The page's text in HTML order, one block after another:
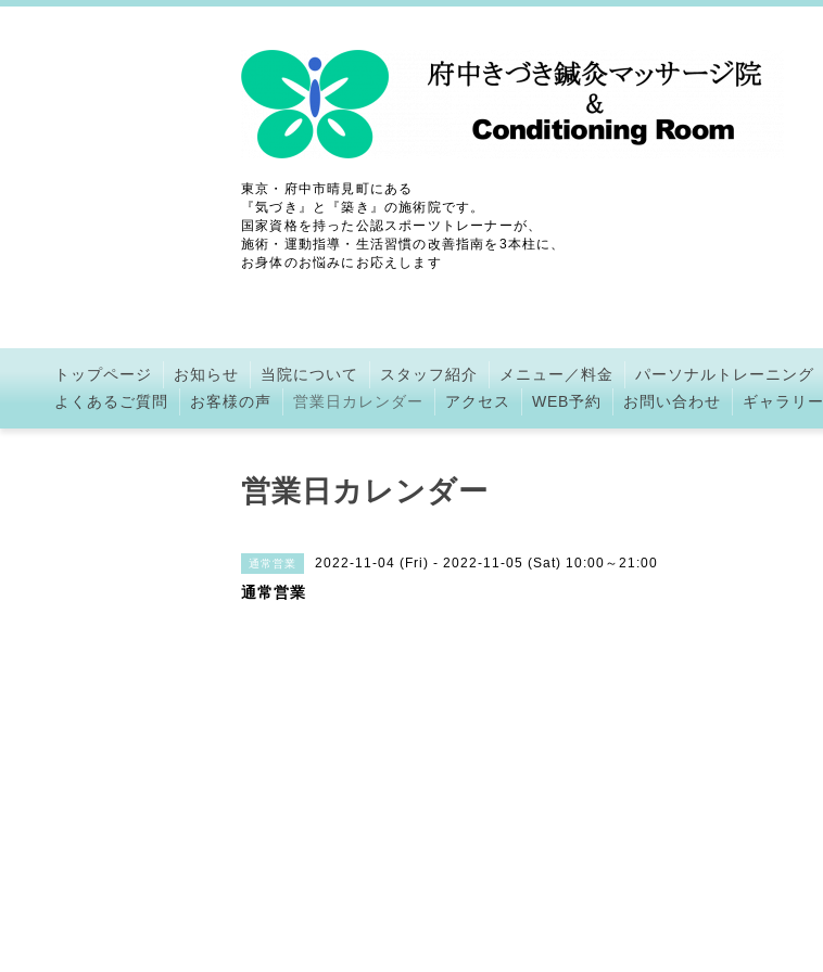
東京・府中市晴見町にある
『気づき』と『築き』の施術院です。
国家資格を持った公認スポーツトレーナーが、
施術・運動指導・生活習慣の改善指南を3本柱に、
お身体のお悩みにお応えします
トップページ お知らせ 当院について スタッフ紹介 メニュー／料金 パーソナルトレーニング
よくあるご質問
お客様の声 営業日カレンダー アクセス WEB予約 お問い合わせ ギャラリー
営業日カレンダー
通常営業 2022-11-04 (Fri) - 2022-11-05 (Sat) 10:00～21:00
通常営業